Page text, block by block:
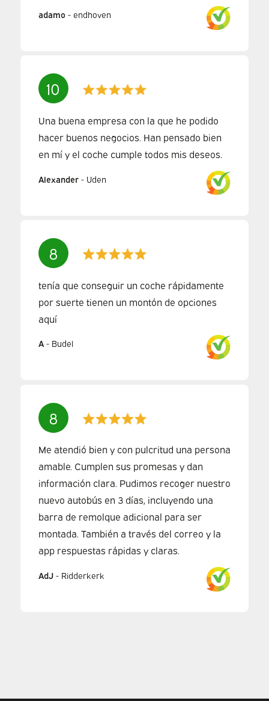
adamo - endhoven
10
Una buena empresa con la que he podido
hacer buenos negocios. Han pensado bien
en mí y el coche cumple todos mis deseos.
Alexander- Uden
8
tenía que conseguir un coche rápidamente
por suerte tienen un montón de opciones
aquí
A- Budel
8
Me atendió bien y con pulcritud una persona
amable. Cumplen sus promesas y dan
información clara. Pudimos recoger nuestro
nuevo autobús en 3 días, incluyendo una
barra de remolque adicional para ser
montada. También a través del correo y la
app respuestas rápidas y claras.
AdJ- Ridderkerk